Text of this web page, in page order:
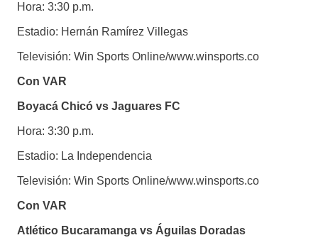
Hora: 3:30 p.m.
Estadio: Hernán Ramírez Villegas
Televisión: Win Sports Online/www.winsports.co
Con VAR
Boyacá Chicó vs Jaguares FC
Hora: 3:30 p.m.
Estadio: La Independencia
Televisión: Win Sports Online/www.winsports.co
Con VAR
Atlético Bucaramanga vs Águilas Doradas